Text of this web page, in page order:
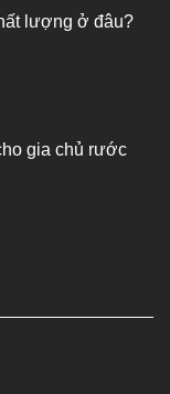
lượng ở đâu?
gia chủ rước